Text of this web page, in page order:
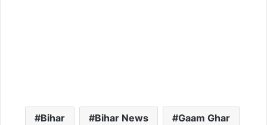
Bihar Bihar News Gaam Ghar